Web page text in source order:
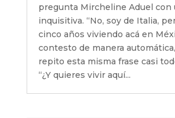
pregunta Mircheline Aduel con
inquisitiva. “No, soy de Italia,
cinco años viviendo acá en
contesto de manera
repito esta misma frase casi
“¿Y quieres vivir aquí...